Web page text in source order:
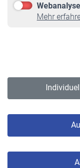
Mehr
Online-Rechner
VBLnewsletter
Erklärung zur